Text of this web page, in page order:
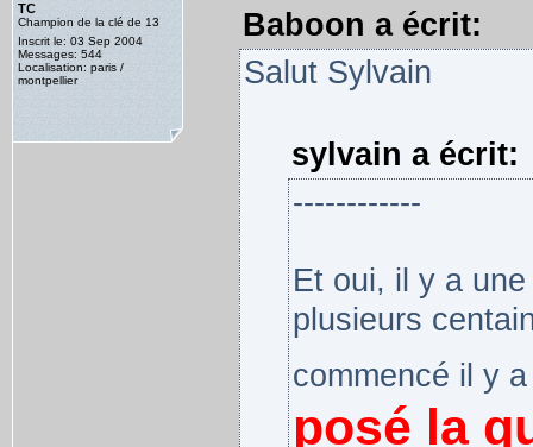
TC
Champion de la clé de 13
Inscrit le: 03 Sep 2004
Messages: 544
Localisation: paris /
montpellier
Baboon a écrit:
Salut Sylvain
sylvain a écrit:
------------
Et oui, il y a
plusieurs
commencé il y
posé la